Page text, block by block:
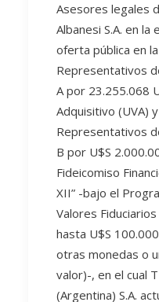
Asesores legales
Albanesi S.A. en
oferta pública en
Representativos
A por 23.255.068
Adquisitivo (UVA)
Representativos
B por U$S
Fideicomiso
XII” -bajo el
Valores Fiduciarios
hasta U$S
otras monedas o
valor)-, en el cual
(Argentina) S.A.